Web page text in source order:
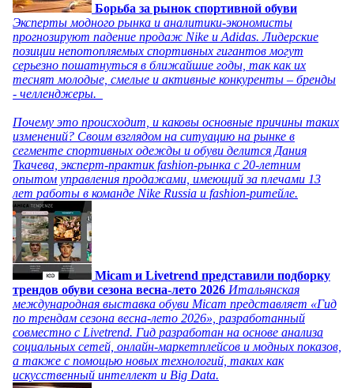
Борьба за рынок спортивной обуви
Эксперты модного рынка и аналитики-экономисты
прогнозируют падение продаж Nike и Adidas. Лидерские
позиции непотопляемых спортивных гигантов могут
серьезно пошатнуться в ближайшие годы, так как их
теснят молодые, смелые и активные конкуренты – бренды
- челленджеры.
Почему это происходит, и каковы основные причины таких
изменений? Своим взглядом на ситуацию на рынке в
сегменте спортивных одежды и обуви делится Дания
Ткачева, эксперт-практик fashion-рынка с 20-летним
опытом управления продажами, имеющий за плечами 13
лет работы в команде Nike Russia и fashion-ритейле.
Micam и Livetrend представили подборку
трендов обуви сезона весна-лето 2026 Итальянская
международная выставка обуви Micam представляет «Гид
по трендам сезона весна-лето 2026», разработанный
совместно с Livetrend. Гид разработан на основе анализа
социальных сетей, онлайн-маркетплейсов и модных показов,
а также с помощью новых технологий, таких как
искусственный интеллект и Big Data.